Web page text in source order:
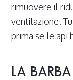
rimuovere il
ventilazione.
prima se le api
LA BARBA